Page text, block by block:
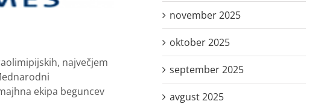
največjem
ekipa beguncev
november 2025
oktober 2025
september 2025
avgust 2025